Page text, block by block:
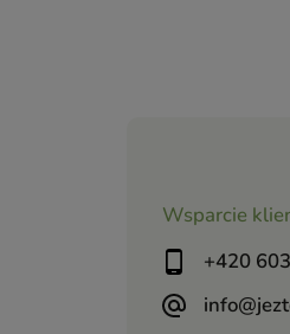
Wsparcie
+420